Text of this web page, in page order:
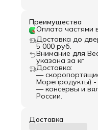
Преимущества
Оплата частями
Доставка до
5 000 руб.
Внимание для
указана за кг
Доставка:
—
Морепродукты)
— консервы и
России.
Доставка